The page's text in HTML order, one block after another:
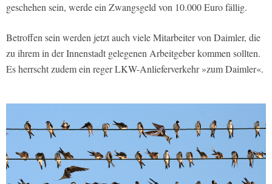
geschehen sein, werde ein Zwangsgeld von 10.000 Euro fällig.
Betroffen sein werden jetzt auch viele Mitarbeiter von Daimler, die
zu ihrem in der Innenstadt gelegenen Arbeitgeber kommen sollten.
Es herrscht zudem ein reger LKW-Anlieferverkehr »zum Daimler«.